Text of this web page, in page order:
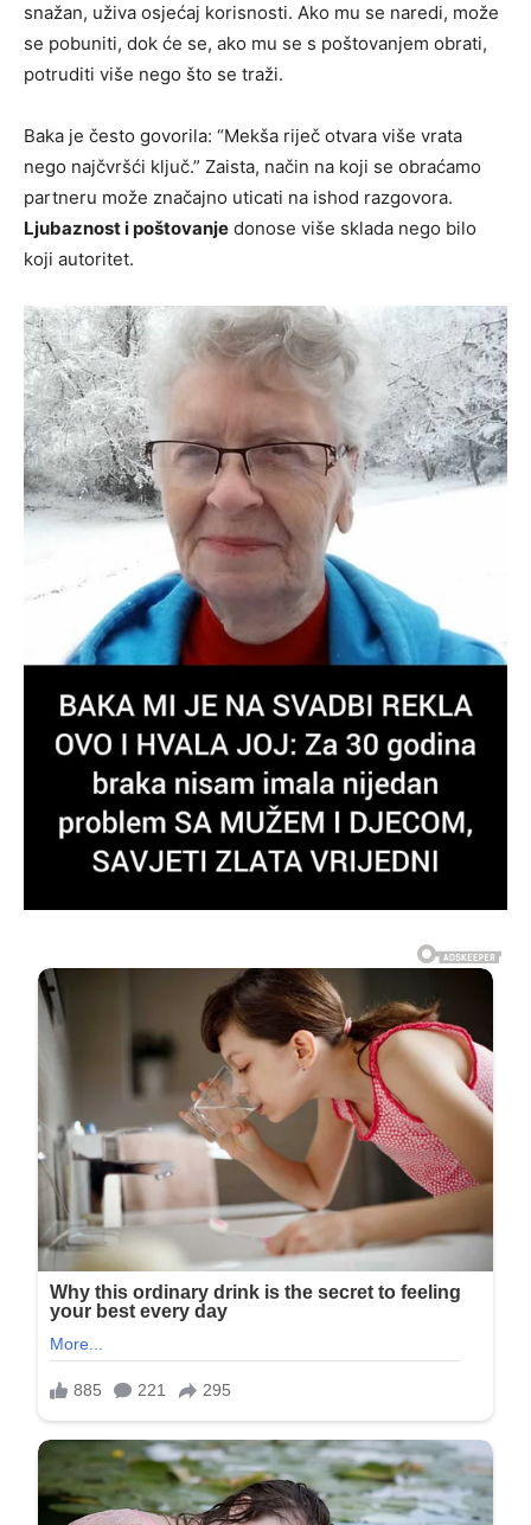
snažan, uživa osjećaj korisnosti. Ako mu se naredi, može
se pobuniti, dok će se, ako mu se s poštovanjem obrati,
potruditi više nego što se traži.
Baka je često govorila: “Mekša riječ otvara više vrata
nego najčvršći ključ.” Zaista, način na koji se obraćamo
partneru može značajno uticati na ishod razgovora.
Ljubaznost i poštovanje donose više sklada nego bilo
koji autoritet.